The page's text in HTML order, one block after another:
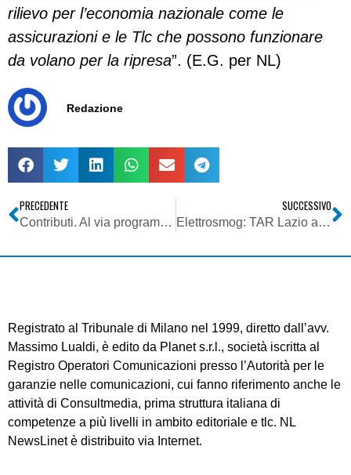
rilievo per l’economia nazionale come le
assicurazioni e le Tlc che possono funzionare
da volano per la ripresa”. (E.G. per NL)
Redazione
PRECEDENTE
Contributi. Al via programma Smart&Start: dal Mise 250 milioni per start-up innovative
SUCCESSIVO
Elettrosmog: TAR Lazio annulla (in parte) il DPCM 8/7/2003
Registrato al Tribunale di Milano nel 1999, diretto dall’avv.
Massimo Lualdi, è edito da Planet s.r.l., società iscritta al
Registro Operatori Comunicazioni presso l’Autorità per le
garanzie nelle comunicazioni, cui fanno riferimento anche le
attività di Consultmedia, prima struttura italiana di
competenze a più livelli in ambito editoriale e tlc. NL
NewsLinet è distribuito via Internet.